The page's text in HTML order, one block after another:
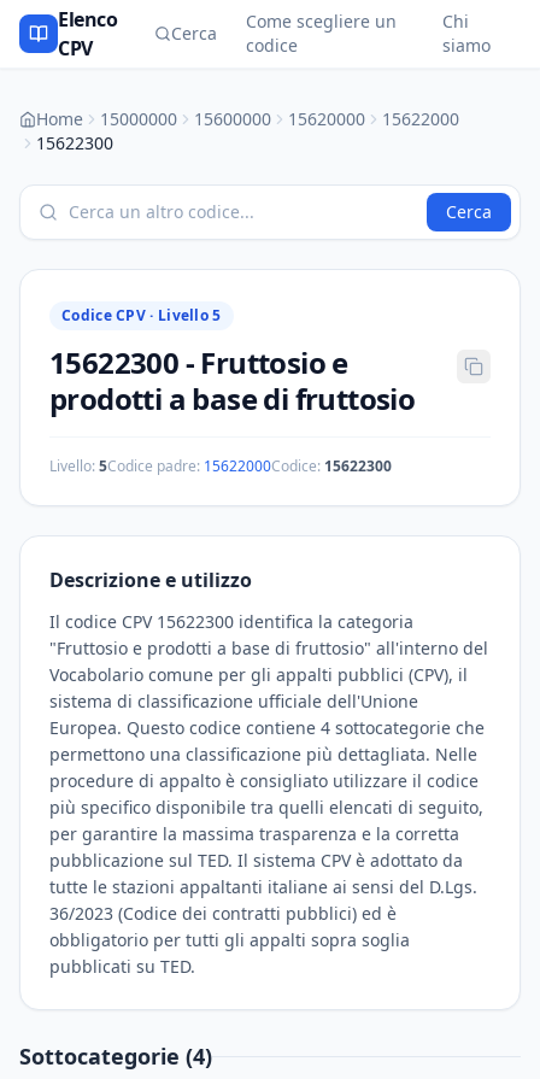
Elenco
CPV
Cerca
Come scegliere un
codice
Chi
siamo
Home 15000000 15600000 15620000
15622000
15622300
Cerca
Codice CPV · Livello 5
15622300- Fruttosio e
prodotti a base di fruttosio
Livello:5Codice padre: 15622000Codice: 15622300
Descrizione e utilizzo
Il codice CPV 15622300 identifica la categoria
"Fruttosio e prodotti a base di fruttosio" all'interno del
Vocabolario comune per gli appalti pubblici (CPV), il
sistema di classificazione ufficiale dell'Unione
Europea. Questo codice contiene 4 sottocategorie che
permettono una classificazione più dettagliata. Nelle
procedure di appalto è consigliato utilizzare il codice
più specifico disponibile tra quelli elencati di seguito,
per garantire la massima trasparenza e la corretta
pubblicazione sul TED. Il sistema CPV è adottato da
tutte le stazioni appaltanti italiane ai sensi del D.Lgs.
36/2023 (Codice dei contratti pubblici) ed è
obbligatorio per tutti gli appalti sopra soglia
pubblicati su TED.
Sottocategorie (4)